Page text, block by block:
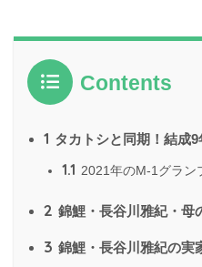
Contents
1 タカトシと同期！結成
1.1 2021年のM-1グラン
2 錦鯉・長谷川雅紀・母
3 錦鯉・長谷川雅紀の実